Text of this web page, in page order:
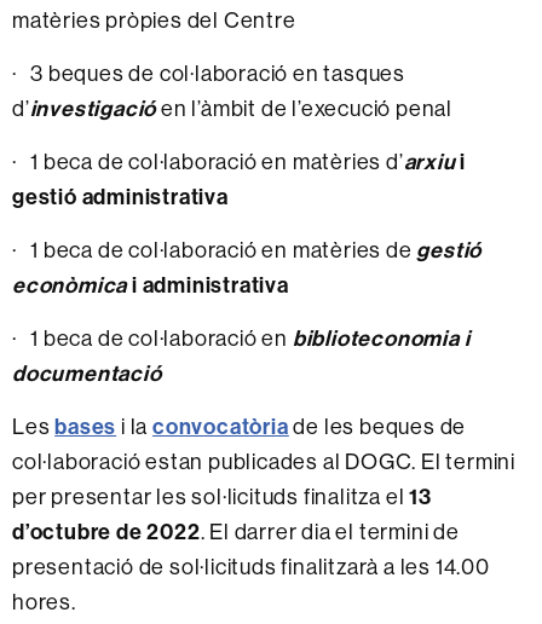
matèries pròpies del Centre
· 3 beques de col·laboració en tasques
d’investigacióen l’àmbit de l’execució penal
· 1 beca de col·laboració en matèries d’arxiui
gestió administrativa
· 1 beca de col·laboració en matèries de gestió
econòmicai administrativa
· 1 beca de col·laboració en biblioteconomia i
documentació
Lesbases i laconvocatòriade les beques de
col·laboració estan publicades al DOGC. El termini
per presentar les sol·licituds finalitza el13
d’octubre de 2022. El darrer dia el termini de
presentació de sol·licituds finalitzarà a les 14.00
hores.